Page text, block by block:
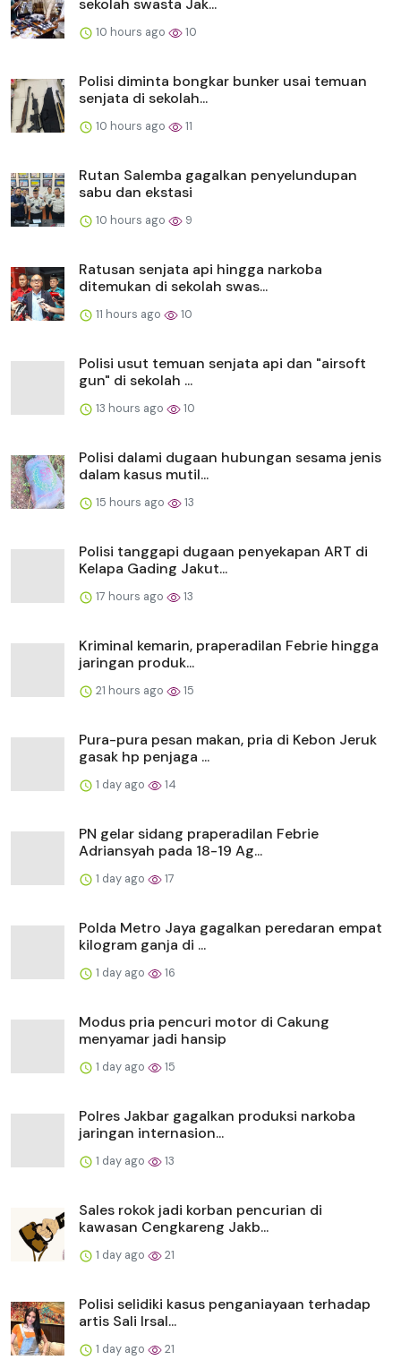
sekolah swasta Jak...
10 hours ago 10
Polisi diminta bongkar bunker usai temuan
senjata di sekolah...
10 hours ago 11
Rutan Salemba gagalkan penyelundupan
sabu dan ekstasi
10 hours ago 9
Ratusan senjata api hingga narkoba
ditemukan di sekolah swas...
11 hours ago 10
Polisi usut temuan senjata api dan "airsoft
gun" di sekolah ...
13 hours ago 10
Polisi dalami dugaan hubungan sesama jenis
dalam kasus mutil...
15 hours ago 13
Polisi tanggapi dugaan penyekapan ART di
Kelapa Gading Jakut...
17 hours ago 13
Kriminal kemarin, praperadilan Febrie hingga
jaringan produk...
21 hours ago 15
Pura-pura pesan makan, pria di Kebon Jeruk
gasak hp penjaga ...
1 day ago 14
PN gelar sidang praperadilan Febrie
Adriansyah pada 18-19 Ag...
1 day ago 17
Polda Metro Jaya gagalkan peredaran empat
kilogram ganja di ...
1 day ago 16
Modus pria pencuri motor di Cakung
menyamar jadi hansip
1 day ago 15
Polres Jakbar gagalkan produksi narkoba
jaringan internasion...
1 day ago 13
Sales rokok jadi korban pencurian di
kawasan Cengkareng Jakb...
1 day ago 21
Polisi selidiki kasus penganiayaan terhadap
artis Sali Irsal...
1 day ago 21